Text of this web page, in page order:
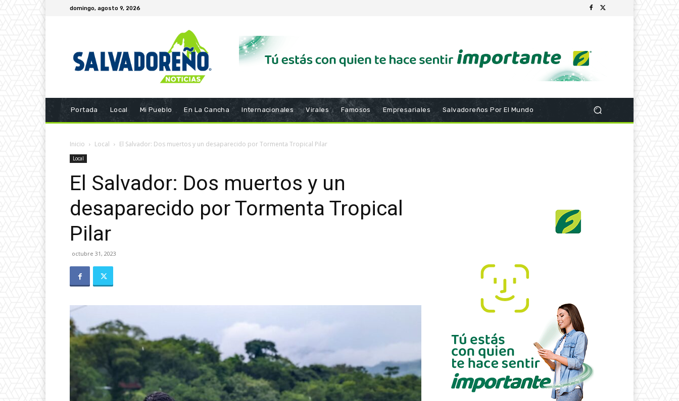
domingo, agosto 9, 2026
Portada Local Mi Pueblo En La Cancha Internacionales Virales Famosos Empresariales Salvadoreños Por El Mundo
Inicio Local El Salvador: Dos muertos y un desaparecido por Tormenta Tropical Pilar
Local
El Salvador: Dos muertos y un
desaparecido por Tormenta Tropical
Pilar
octubre 31, 2023